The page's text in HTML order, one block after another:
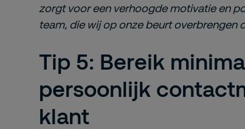
zorgt voor een verhoogde motivatie en
team, die wij op onze beurt overbrengen
Tip 5: Bereik
persoonlijk
klant